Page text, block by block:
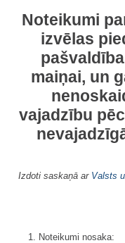
Noteikumi
izvēlas
maiņai, un
vajadzību
Izdoti saskaņā ar Valsts
1. Noteikumi nosaka: